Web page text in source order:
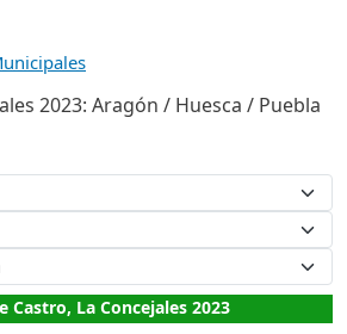
2023: Aragón / Huesca / Puebla
Castro, La Concejales 2023